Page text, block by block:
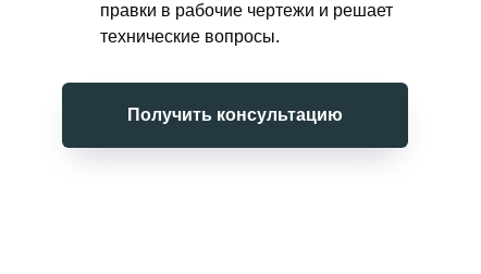
правки в рабочие чертежи и решает
технические вопросы.
Получить консультацию